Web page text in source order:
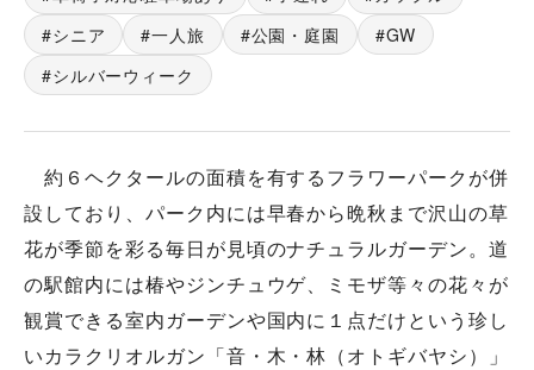
シニア
一人旅 公園・庭園
GW
シルバーウィーク
約６ヘクタールの面積を有するフラワーパークが併
設しており、パーク内には早春から晩秋まで沢山の草
花が季節を彩る毎日が見頃のナチュラルガーデン。道
の駅館内には椿やジンチュウゲ、ミモザ等々の花々が
観賞できる室内ガーデンや国内に１点だけという珍し
いカラクリオルガン「音・木・林（オトギバヤシ）」